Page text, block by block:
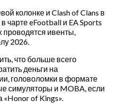
колонке и Clash of Clans в
чарте eFootball и EA Sports
проводятся ивенты,
2026.
что больше всего
деньги на
головоломки в формате
симуляторы и MOBA, если
«Honor of Kings».